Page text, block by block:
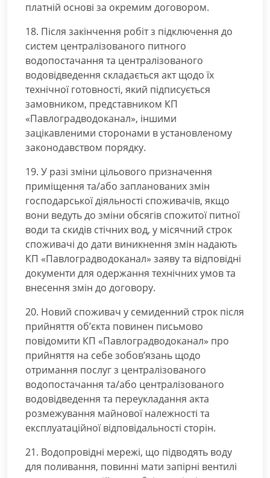
платній основі за окремим договором.
18. Після закінчення робіт з підключення до
систем централізованого питного
водопостачання та централізованого
водовідведення складається акт щодо їх
технічної готовності, який підписується
замовником, представником КП
«Павлоградводоканал», іншими
зацікавленими сторонами в установленому
законодавством порядку.
19. У разі зміни цільового призначення
приміщення та/або запланованих змін
господарської діяльності споживачів, якщо
вони ведуть до зміни обсягів спожитої питної
води та скидів стічних вод, у місячний строк
споживачі до дати виникнення змін надають
КП «Павлоградводоканал» заяву та відповідні
документи для одержання технічних умов та
внесення змін до договору.
20. Новий споживач у семиденний строк після
прийняття об’єкта повинен письмово
повідомити КП «Павлоградводоканал» про
прийняття на себе зобов’язань щодо
отримання послуг з централізованого
водопостачання та/або централізованого
водовідведення та переукладання акта
розмежування майнової належності та
експлуатаційної відповідальності сторін.
21. Водопровідні мережі, що підводять воду
для поливання, повинні мати запірні вентилі